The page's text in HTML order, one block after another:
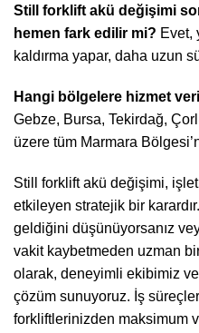
Still forklift akü değişimi
hemen fark edilir mi? Evet,
kaldırma yapar, daha uzun
Hangi bölgelere hizmet
Gebze, Bursa, Tekirdağ,
üzere tüm Marmara
Still forklift akü değişimi,
etkileyen stratejik bir
geldiğini düşünüyorsanız
vakit kaybetmeden uzman
olarak, deneyimli ekibimiz
çözüm sunuyoruz. İş
forkliftlerinizden maksimum